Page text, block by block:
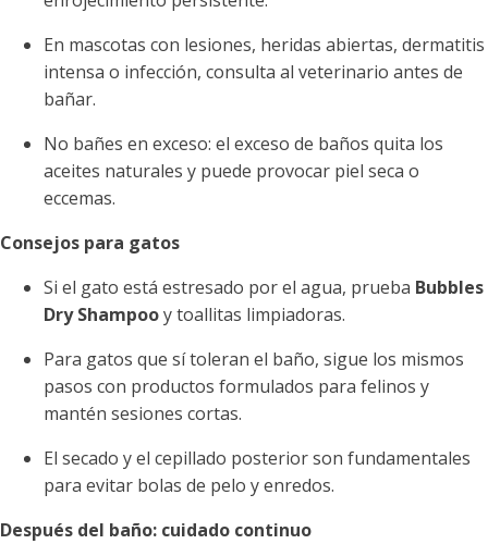
En mascotas con lesiones, heridas abiertas, dermatitis
intensa o infección, consulta al veterinario antes de
bañar.
No bañes en exceso: el exceso de baños quita los
aceites naturales y puede provocar piel seca o
eccemas.
Consejos para gatos
Si el gato está estresado por el agua, prueba Bubbles
Dry Shampooy toallitas limpiadoras.
Para gatos que sí toleran el baño, sigue los mismos
pasos con productos formulados para felinos y
mantén sesiones cortas.
El secado y el cepillado posterior son fundamentales
para evitar bolas de pelo y enredos.
Después del baño: cuidado continuo